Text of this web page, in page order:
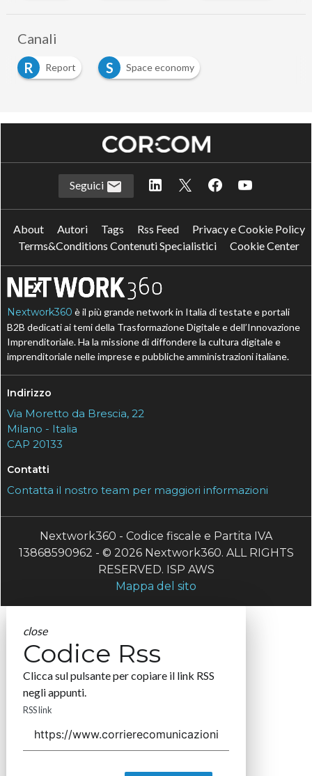
Canali
R
Report S Space economy
Seguici
About Autori Tags Rss Feed
Privacy e Cookie Policy
Terms&Conditions Contenuti Specialistici
Cookie Center
Nextwork360 è il più grande network in Italia di testate e portali
B2B dedicati ai temi della Trasformazione Digitale e dell’Innovazione
Imprenditoriale. Ha la missione di diffondere la cultura digitale e
imprenditoriale nelle imprese e pubbliche amministrazioni italiane.
Indirizzo
Via Moretto da Brescia, 22
Milano - Italia
CAP 20133
Contatti
Contatta il nostro team per maggiori informazioni
Nextwork360 - Codice fiscale e Partita IVA
13868590962 - © 2026 Nextwork360. ALL RIGHTS
RESERVED. ISP AWS
Mappa del sito
close
Codice Rss
Clicca sul pulsante per copiare il link RSS
negli appunti.
RSS link